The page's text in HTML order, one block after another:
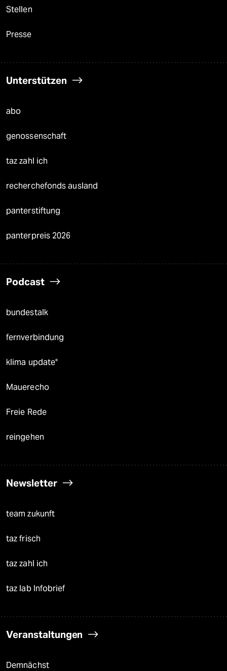
Stellen
Presse
Unterstützen
abo
genossenschaft
taz zahl ich
recherchefonds ausland
panterstiftung
panterpreis 2026
Podcast
bundestalk
fernverbindung
klima update°
Mauerecho
Freie Rede
reingehen
Newsletter
team zukunft
taz frisch
taz zahl ich
taz lab Infobrief
Veranstaltungen
Demnächst